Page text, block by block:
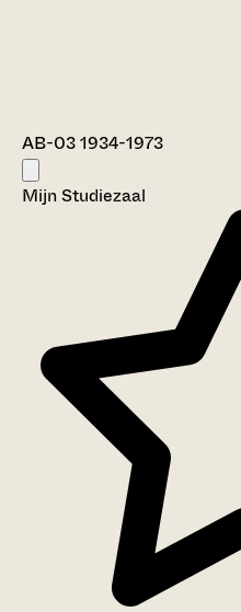
AB-03 1934-1973
Mijn Studiezaal